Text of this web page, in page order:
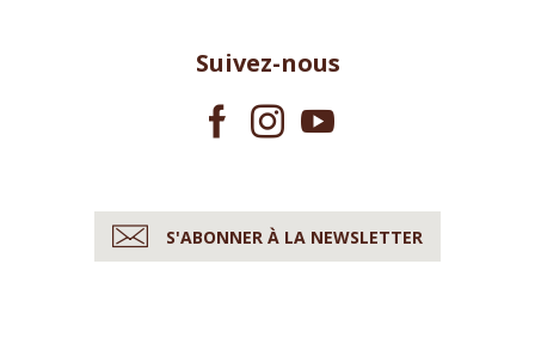
Suivez-nous
S'ABONNER À LA NEWSLETTER